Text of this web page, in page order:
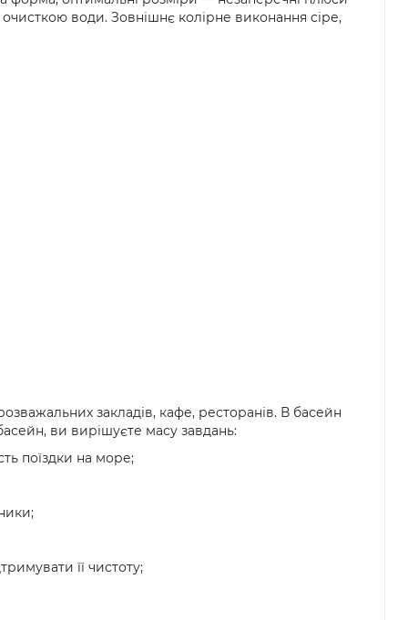
води. Зовнішнє колірне виконання сіре,
закладів, кафе, ресторанів. В басейн
ви вирішуєте масу завдань:
поїздки на море;
її чистоту;